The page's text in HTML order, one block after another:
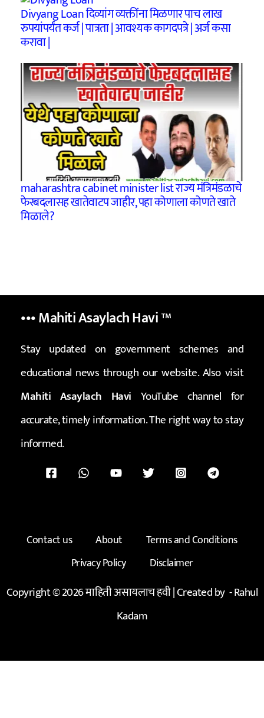
Divyang Loan दिव्यांग व्यक्तींना मिळणार पाच लाख
रुपयांपर्यंत कर्ज | पात्रता | आवश्यक कागदपत्रे | अर्ज कसा
करावा |
maharashtra cabinet minister list राज्य मंत्रिमंडळाचे
फेरबदलासह खातेवाटप जाहीर, पहा कोणाला कोणते खाते
मिळाले?
••• Mahiti Asaylach Havi™
Stay updated on government schemes and
educational news through our website. Also visit
Mahiti Asaylach Havi YouTube channel for
accurate, timely information. The right way to stay
informed.
Contact us About
Terms and Conditions
Privacy Policy
Disclaimer
Copyright © 2026 माहिती असायलाच हवी | Created by -Rahul
Kadam